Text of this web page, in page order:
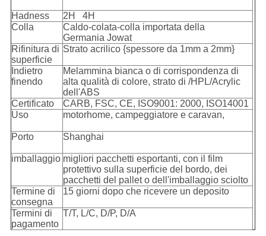
Hadness
2H 4H
Colla
Caldo-colata-colla importata della
Germania Jowat
Rifinitura di
superficie
Strato acrilico {spessore da 1mm a 2mm}
Indietro
finendo
Melammina bianca o di corrispondenza di
alta qualità di colore, strato di /HPL/Acrylic
dell'ABS
Certificato
CARB, FSC, CE, ISO9001: 2000, ISO14001
Uso
motorhome, campeggiatore e caravan,
Porto Shanghai
imballaggio migliori pacchetti esportanti, con il film
protettivo sulla superficie del bordo, dei
pacchetti del pallet o dell'imballaggio sciolto
Termine di
consegna
15 giorni dopo che ricevere un deposito
Termini di
pagamento
T/T, L/C, D/P, D/A